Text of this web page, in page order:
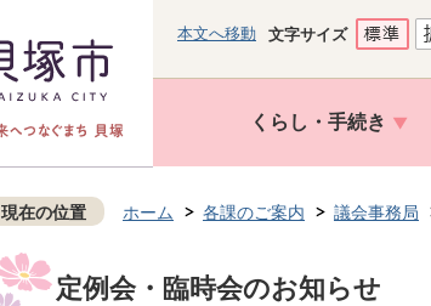
本文へ移動 文字サイズ
くらし・手続き
現在の位置 ホーム 各課のご案内 議会事務局
定例会・臨時会のお知らせ